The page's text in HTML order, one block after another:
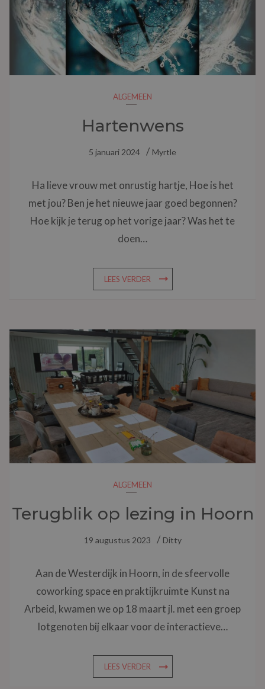
ALGEMEEN
Hartenwens
5 januari 2024 Myrtle
Ha lieve vrouw met onrustig hartje, Hoe is het
met jou? Ben je het nieuwe jaar goed begonnen?
Hoe kijk je terug op het vorige jaar? Was het te
doen…
LEES VERDER
ALGEMEEN
Terugblik op lezing in Hoorn
19 augustus 2023 Ditty
Aan de Westerdijk in Hoorn, in de sfeervolle
coworking space en praktijkruimte Kunst na
Arbeid, kwamen we op 18 maart jl. met een groep
lotgenoten bij elkaar voor de interactieve…
LEES VERDER